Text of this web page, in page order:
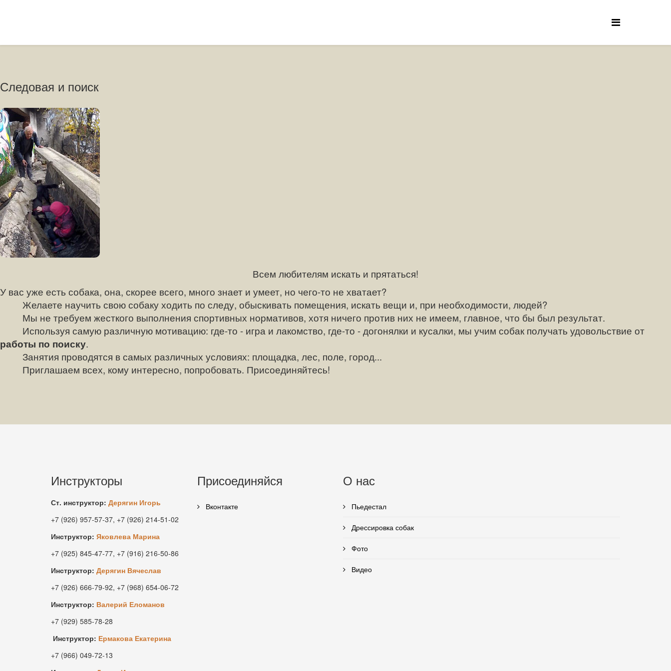
Следовая и поиск
Всем любителям искать и прятаться!
У вас уже есть собака, она, скорее всего, много знает и умеет, но чего-то не хватает?
Желаете научить свою собаку ходить по следу, обыскивать помещения, искать вещи и, при необходимости, людей?
Мы не требуем жесткого выполнения спортивных нормативов, хотя ничего против них не имеем, главное, что бы был результат.
Используя самую различную мотивацию: где-то - игра и лакомство, где-то - догонялки и кусалки, мы учим собак получать удовольствие от
работы по поиску.
Занятия проводятся в самых различных условиях: площадка, лес, поле, город...
Приглашаем всех, кому интересно, попробовать. Присоединяйтесь!
Инструкторы
Ст. инструктор: Дерягин Игорь
+7 (926) 957-57-37, +7 (926) 214-51-02
Инструктор: Яковлева Марина
+7 (925) 845-47-77, +7 (916) 216-50-86
Инструктор: Дерягин Вячеслав
+7 (926) 666-79-92, +7 (968) 654-06-72
Инструктор: Валерий Еломанов
+7 (929) 585-78-28
Инструктор: Ермакова Екатерина
+7 (966) 049-72-13
Присоединяйся
Вконтакте
О нас
Пьедестал
Дрессировка собак
Фото
Видео